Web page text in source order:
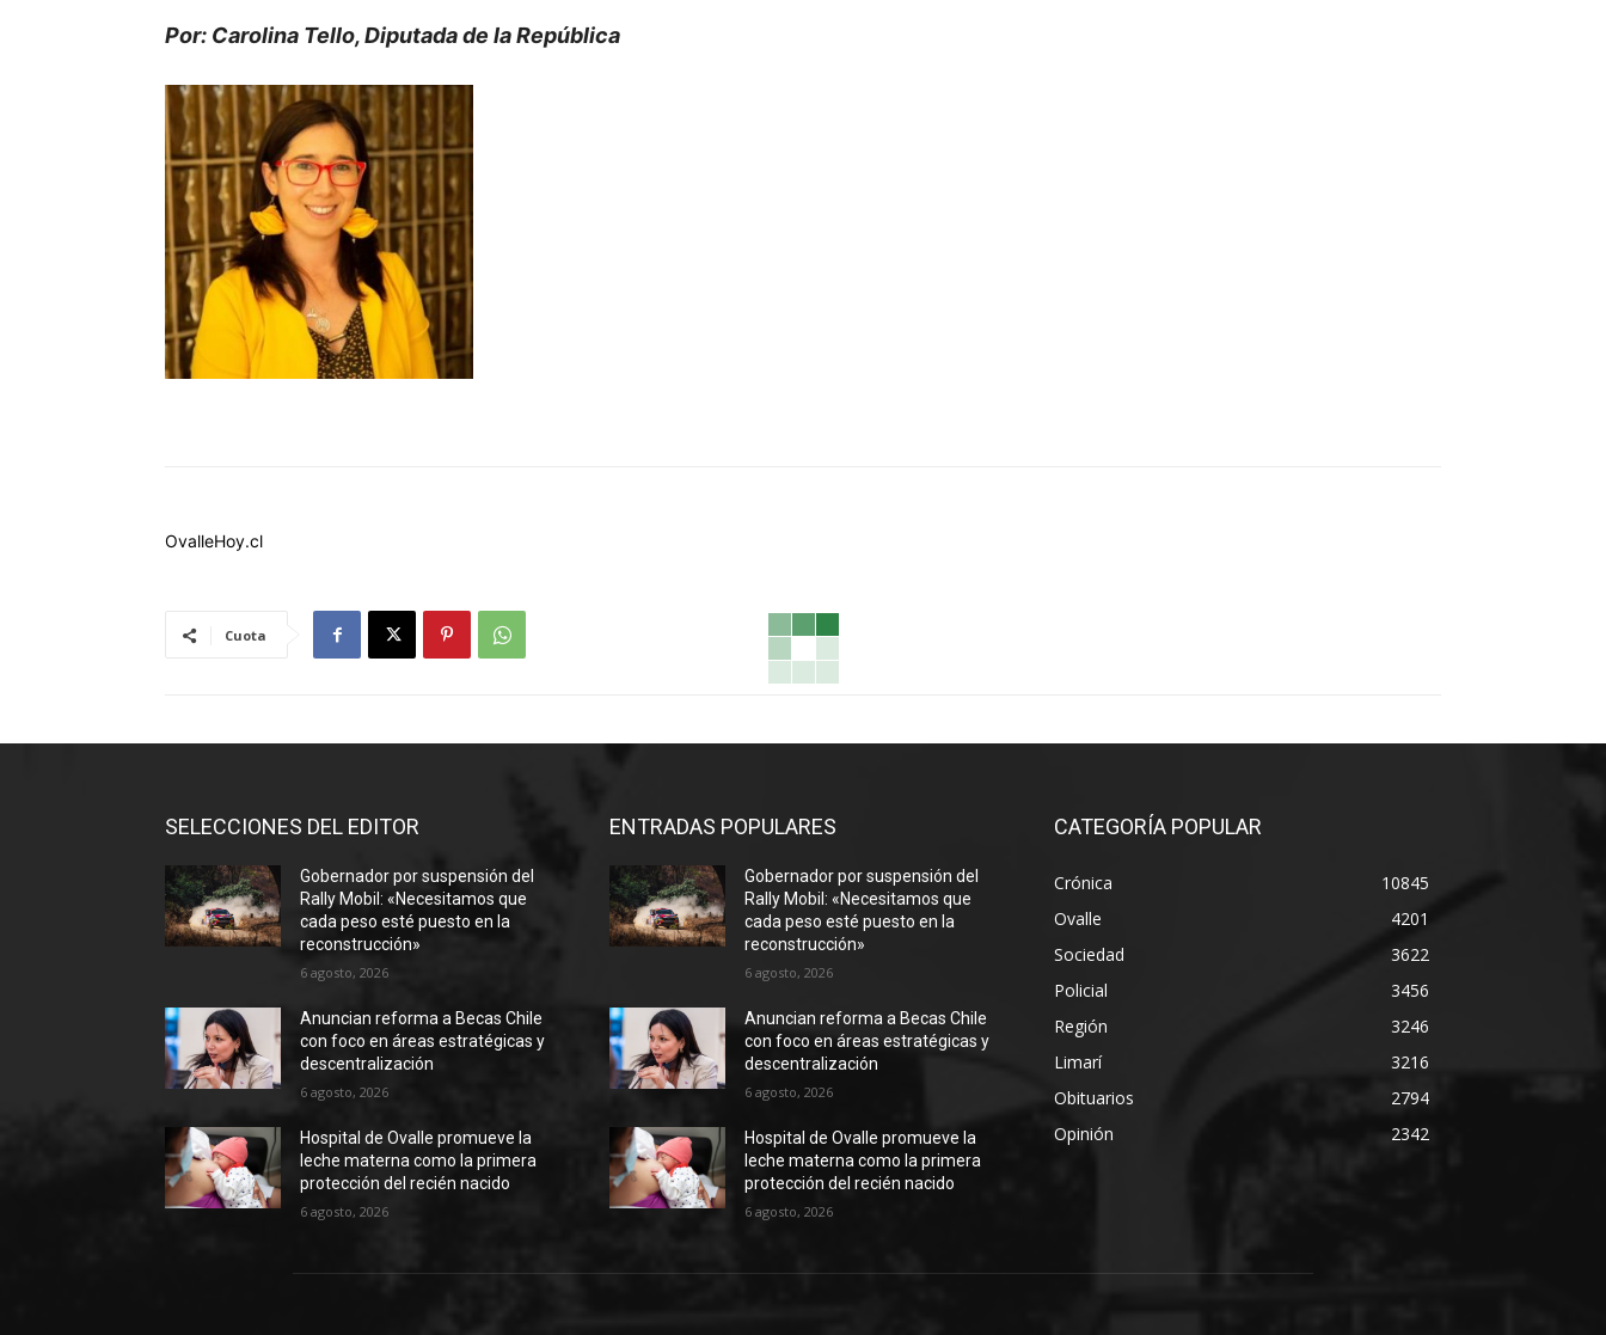
Por: Carolina Tello, Diputada de la República
OvalleHoy.cl
Cuota
SELECCIONES DEL EDITOR
Gobernador por suspensión del
Rally Mobil: «Necesitamos que
cada peso esté puesto en la
reconstrucción»
6 agosto, 2026
Anuncian reforma a Becas Chile
con foco en áreas estratégicas y
descentralización
6 agosto, 2026
Hospital de Ovalle promueve la
leche materna como la primera
protección del recién nacido
6 agosto, 2026
ENTRADAS POPULARES
Gobernador por suspensión del
Rally Mobil: «Necesitamos que
cada peso esté puesto en la
reconstrucción»
6 agosto, 2026
Anuncian reforma a Becas Chile
con foco en áreas estratégicas y
descentralización
6 agosto, 2026
Hospital de Ovalle promueve la
leche materna como la primera
protección del recién nacido
6 agosto, 2026
CATEGORÍA POPULAR
Crónica
10845
Ovalle
4201
Sociedad
3622
Policial
3456
Región
3246
Limarí
3216
Obituarios
2794
Opinión
2342